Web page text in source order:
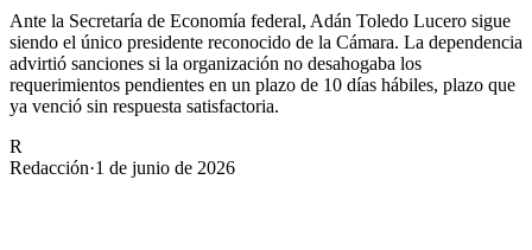
Ante la Secretaría de Economía federal, Adán Toledo Lucero sigue
siendo el único presidente reconocido de la Cámara. La dependencia
advirtió sanciones si la organización no desahogaba los
requerimientos pendientes en un plazo de 10 días hábiles, plazo que
ya venció sin respuesta satisfactoria.
R
Redacción·1 de junio de 2026